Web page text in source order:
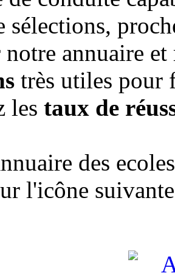
sélections,
annuaire
très utiles pour
les taux de
des
l'icône